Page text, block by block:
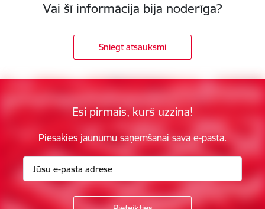
Vai šī informācija bija noderīga?
Sniegt atsauksmi
Esi pirmais, kurš uzzina!
Piesakies jaunumu saņemšanai savā e-pastā.